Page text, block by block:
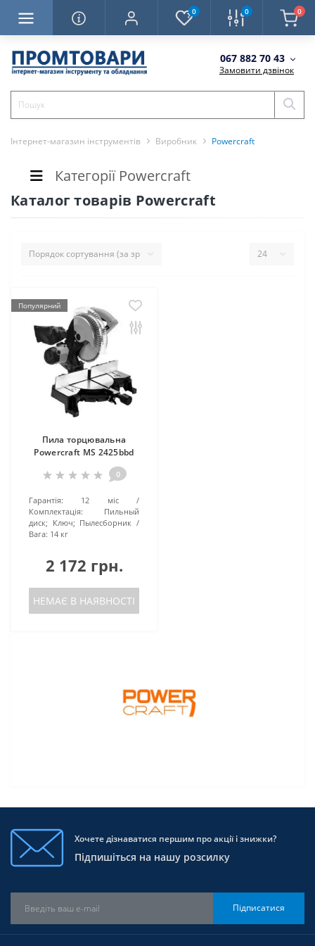
0 0 0
067 882 70 43
Замовити дзвінок
Інтернет-магазин інструментів Виробник Powercraft
Категорії Powercraft
Каталог товарів Powercraft
Популярний
Пила торцювальна
Powercraft MS 2425bbd
0
Гарантія:
12 міс
Комплектація:
Пильный
диск; Ключ; Пылесборник
Вага: 14 кг
2 172 грн.
НЕМАЄ В НАЯВНОСТІ
Хочете дізнаватися першим про акції і знижки?
Підпишіться на нашу розсилку
Підписатися